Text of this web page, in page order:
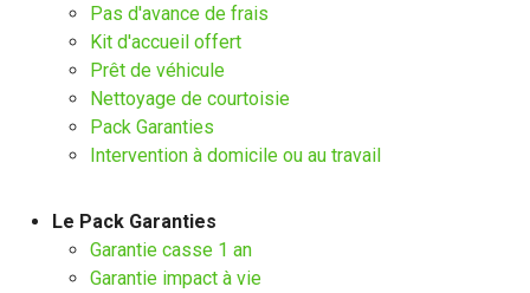
Pas d'avance de frais
Kit d'accueil offert
Prêt de véhicule
Nettoyage de courtoisie
Pack Garanties
Intervention à domicile ou au travail
Le Pack Garanties
Garantie casse 1 an
Garantie impact à vie